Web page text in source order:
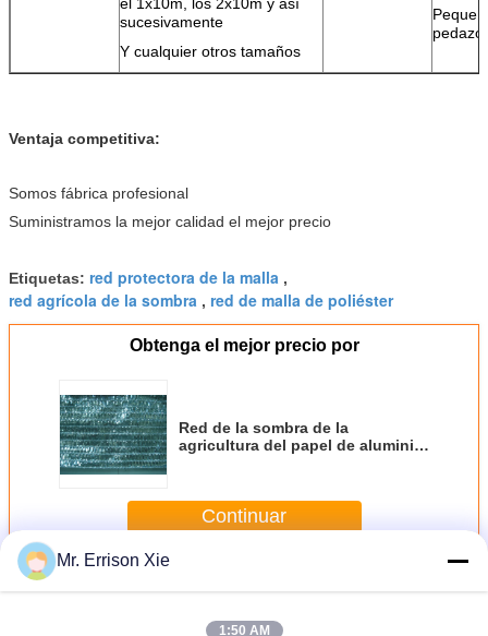
sucesivamente
Y cualquier otros tamaños
Ventaja competitiva:
Somos fábrica profesional
Suministramos la mejor calidad el mejor precio
Etiquetas: red protectora de la malla ,
red agrícola de la sombra , red de malla de poliéster
Obtenga el mejor precio por
Red de la sombra de la
agricultura del papel de aluminio
Continuar
MásRed de la sombra de la agricultura
Mr. Errison Xie
1:50 AM